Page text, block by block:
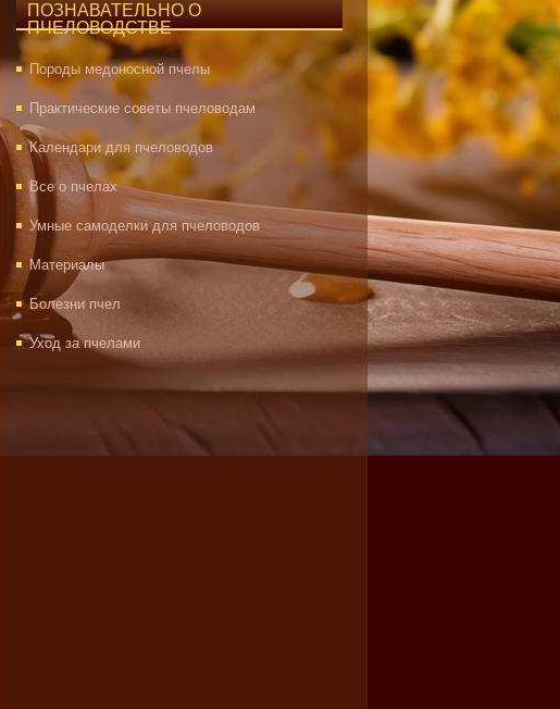
ПОЗНАВАТЕЛЬНО О
ПЧЕЛОВОДСТВЕ
Породы медоносной пчелы
Практические советы пчеловодам
Календари для пчеловодов
Все о пчелах
Умные самоделки для пчеловодов
Материалы
Болезни пчел
Уход за пчелами